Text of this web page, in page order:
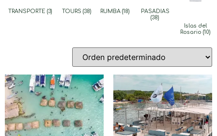
TRANSPORTE (3) TOURS(38) RUMBA (18)
PASADIAS
(38)
Islas del
Rosario (10)